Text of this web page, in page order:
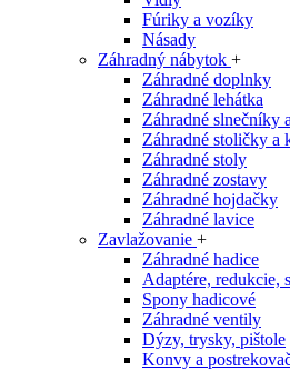
Fúriky a vozíky
Násady
Záhradný nábytok +
Záhradné doplnky
Záhradné lehátka
Záhradné slnečníky
Záhradné stoličky a
Záhradné stoly
Záhradné zostavy
Záhradné hojdačky
Záhradné lavice
Zavlažovanie +
Záhradné hadice
Adaptére, redukcie,
Spony hadicové
Záhradné ventily
Dýzy, trysky, pištole
Konvy a